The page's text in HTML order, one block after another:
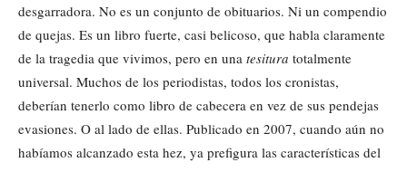
desgarradora. No es un conjunto de obituarios. Ni un compendio
de quejas. Es un libro fuerte, casi belicoso, que habla claramente
de la tragedia que vivimos, pero en una tesitura totalmente
universal. Muchos de los periodistas, todos los cronistas,
deberían tenerlo como libro de cabecera en vez de sus pendejas
evasiones. O al lado de ellas. Publicado en 2007, cuando aún no
habíamos alcanzado esta hez, ya prefigura las características del